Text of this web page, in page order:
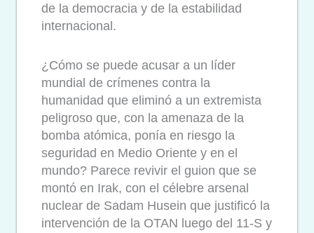
de la democracia y de la estabilidad
internacional.
¿Cómo se puede acusar a un líder
mundial de crímenes contra la
humanidad que eliminó a un extremista
peligroso que, con la amenaza de la
bomba atómica, ponía en riesgo la
seguridad en Medio Oriente y en el
mundo? Parece revivir el guion que se
montó en Irak, con el célebre arsenal
nuclear de Sadam Husein que justificó la
intervención de la OTAN luego del 11-S y